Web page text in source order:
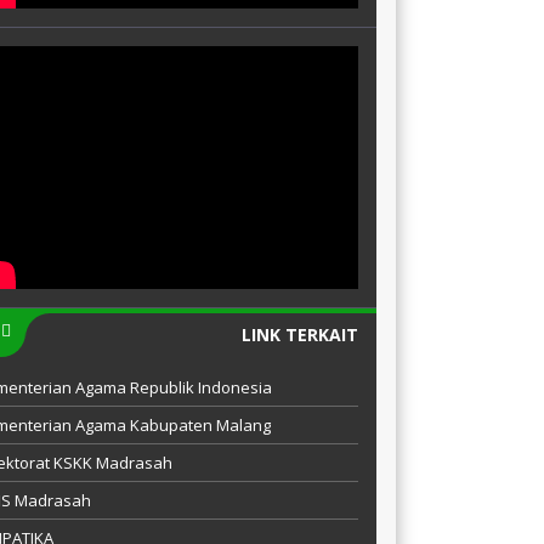
LINK TERKAIT
Agama Republik Indonesia
Agama Kabupaten Malang
KSKK Madrasah
Madrasah